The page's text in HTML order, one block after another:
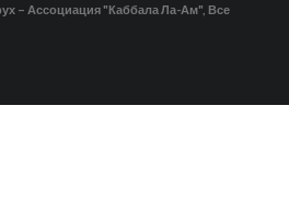
– Ассоциация "Каббала Ла-Ам", Все